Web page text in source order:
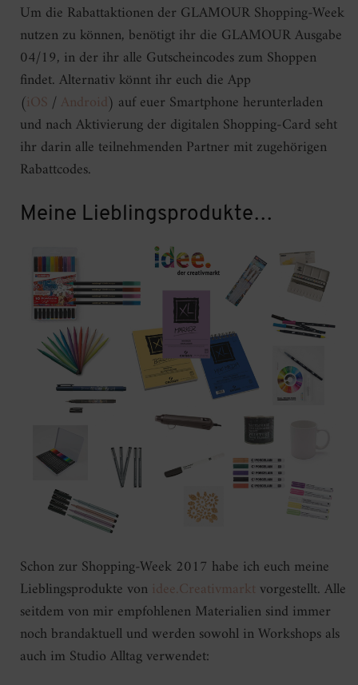
Um die Rabattaktionen der GLAMOUR Shopping-Week
nutzen zu können, benötigt ihr die GLAMOUR Ausgabe
04/19, in der ihr alle Gutscheincodes zum Shoppen
findet. Alternativ könnt ihr euch die App
(iOS/ Android) auf euer Smartphone herunterladen
und nach Aktivierung der digitalen Shopping-Card seht
ihr darin alle teilnehmenden Partner mit zugehörigen
Rabattcodes.
Meine Lieblingsprodukte…
Schon zur Shopping-Week 2017 habe ich euch meine
Lieblingsprodukte von idee.Creativmarktvorgestellt. Alle
seitdem von mir empfohlenen Materialien sind immer
noch brandaktuell und werden sowohl in Workshops als
auch im Studio Alltag verwendet: